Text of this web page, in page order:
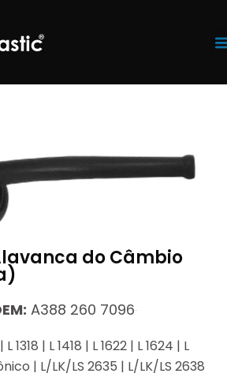
do Câmbio
A388 260 7096
L 1318 | L 1418 | L 1622 | L 1624 | L
| L/LK/LS 2635 | L/LK/LS 2638